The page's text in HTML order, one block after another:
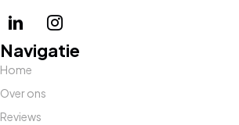
Navigatie
Home
Over ons
Reviews